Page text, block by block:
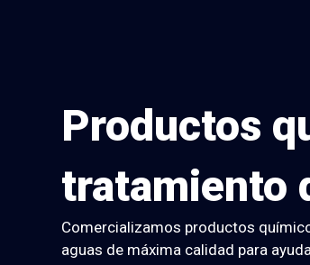
Productos
tratamiento
Comercializamos productos
aguas de máxima calidad para